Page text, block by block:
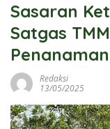
Sasaran
Satgas
Redaksi
13/05/2025